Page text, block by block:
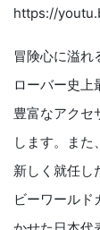
https://
冒険心に溢れ
ローバー史上
豊富なアクセ
します。ま
新しく就任し
ビーワールド